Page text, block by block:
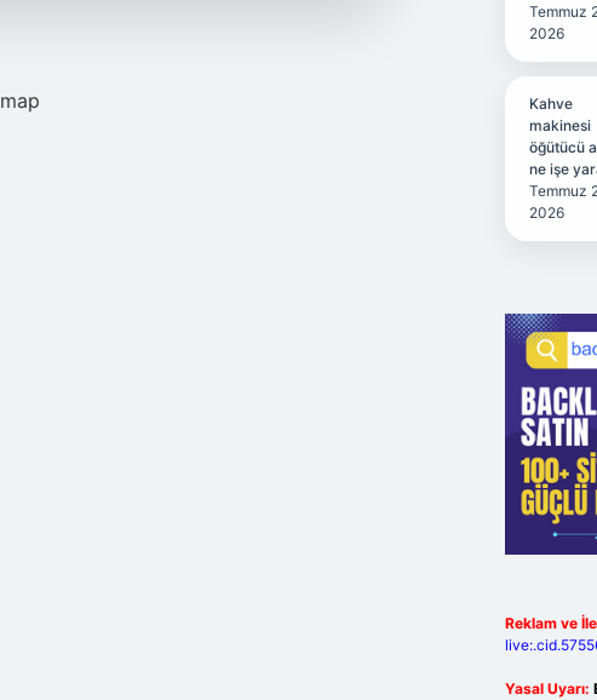
Temmuz
2026
Kahve
makinesi
öğütücü
ne işe
Temmuz
2026
Reklam ve
Yasal Uyarı: